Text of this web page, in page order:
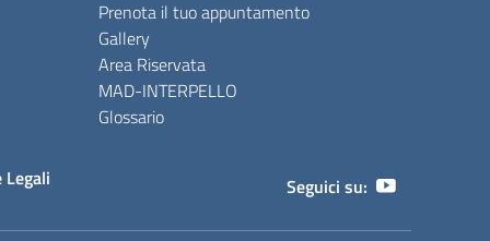
Prenota il tuo appuntamento
Gallery
Area Riservata
MAD-INTERPELLO
Glossario
Legali Seguici su: